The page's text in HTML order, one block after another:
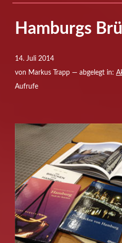
Hamburgs
14. Juli 2014
von Markus Trapp — abgelegt in:
Aufrufe